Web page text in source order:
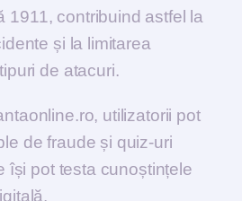
1911, contribuind astfel la
și la limitarea
de atacuri.
utilizatorii pot
de fraude și quiz-uri
își pot testa cunoștințele